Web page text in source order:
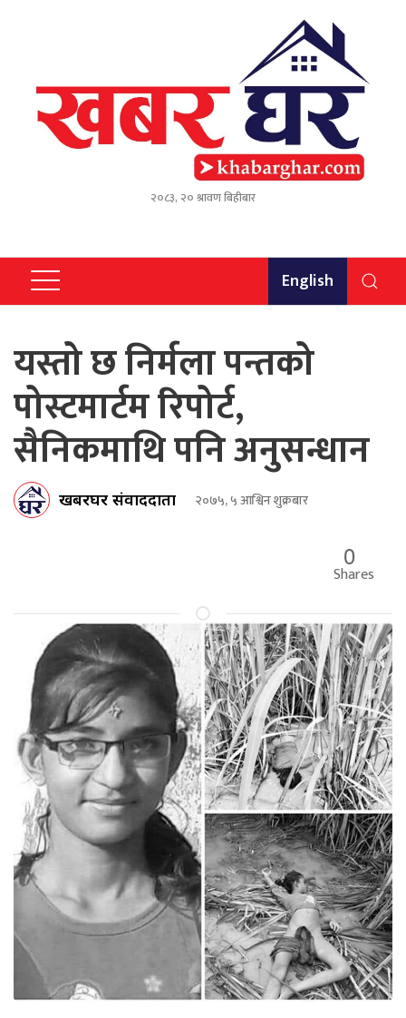
२०८३, २० श्रावण बिहीबार
English
यस्तो छ निर्मला पन्तको
पोस्टमार्टम रिपोर्ट,
सैनिकमाथि पनि अनुसन्धान
खबरघर संवाददाता २०७५, ५ आश्विन शुक्रबार
0
Shares